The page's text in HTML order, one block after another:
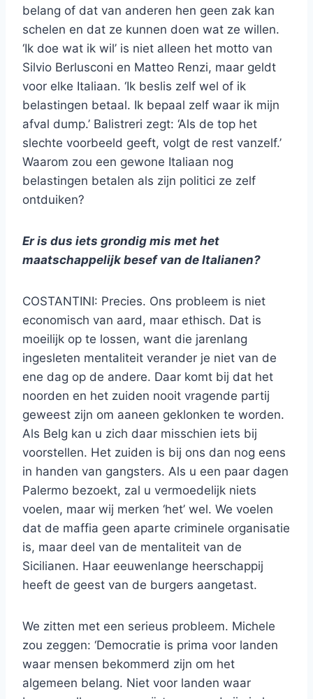
belang of dat van anderen hen geen zak kan
schelen en dat ze kunnen doen wat ze willen.
‘Ik doe wat ik wil’ is niet alleen het motto van
Silvio Berlusconi en Matteo Renzi, maar geldt
voor elke Italiaan. ‘Ik beslis zelf wel of ik
belastingen betaal. Ik bepaal zelf waar ik mijn
afval dump.’ Balistreri zegt: ‘Als de top het
slechte voorbeeld geeft, volgt de rest vanzelf.’
Waarom zou een gewone Italiaan nog
belastingen betalen als zijn politici ze zelf
ontduiken?
Er is dus iets grondig mis met het
maatschappelijk besef van de Italianen?
COSTANTINI: Precies. Ons probleem is niet
economisch van aard, maar ethisch. Dat is
moeilijk op te lossen, want die jarenlang
ingesleten mentaliteit verander je niet van de
ene dag op de andere. Daar komt bij dat het
noorden en het zuiden nooit vragende partij
geweest zijn om aaneen geklonken te worden.
Als Belg kan u zich daar misschien iets bij
voorstellen. Het zuiden is bij ons dan nog eens
in handen van gangsters. Als u een paar dagen
Palermo bezoekt, zal u vermoedelijk niets
voelen, maar wij merken ‘het’ wel. We voelen
dat de maffia geen aparte criminele organisatie
is, maar deel van de mentaliteit van de
Sicilianen. Haar eeuwenlange heerschappij
heeft de geest van de burgers aangetast.
We zitten met een serieus probleem. Michele
zou zeggen: ‘Democratie is prima voor landen
waar mensen bekommerd zijn om het
algemeen belang. Niet voor landen waar